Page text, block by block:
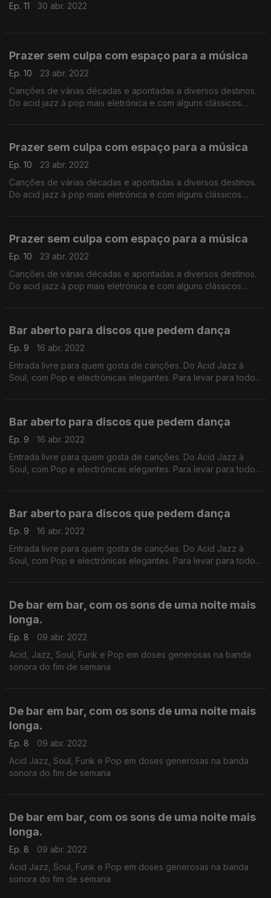
Ep. 11 30 abr. 2022
Prazer sem culpa com espaço para a música
Ep. 10
23 abr. 2022
Canções de várias décadas e apontadas a diversos destinos.
Do acid jazz à pop mais eletrónica e com alguns clássicos
Prazer sem culpa com espaço para a música
Ep. 10
23 abr. 2022
Canções de várias décadas e apontadas a diversos destinos.
Do acid jazz à pop mais eletrónica e com alguns clássicos
Prazer sem culpa com espaço para a música
Ep. 10
23 abr. 2022
Canções de várias décadas e apontadas a diversos destinos.
Do acid jazz à pop mais eletrónica e com alguns clássicos
Bar aberto para discos que pedem dança
Ep. 9
16 abr. 2022
Entrada livre para quem gosta de canções. Do Acid Jazz à
Soul, com Pop e electrónicas elegantes. Para levar para todo
Bar aberto para discos que pedem dança
Ep. 9
16 abr. 2022
Entrada livre para quem gosta de canções. Do Acid Jazz à
Soul, com Pop e electrónicas elegantes. Para levar para todo
Bar aberto para discos que pedem dança
Ep. 9
16 abr. 2022
Entrada livre para quem gosta de canções. Do Acid Jazz à
Soul, com Pop e electrónicas elegantes. Para levar para todo
De bar em bar, com os sons de uma noite mais
longa.
Ep. 8
09 abr. 2022
Acid, Jazz, Soul, Funk e Pop em doses generosas na banda
sonora do fim de semana
De bar em bar, com os sons de uma noite mais
longa.
Ep. 8
09 abr. 2022
Acid Jazz, Soul, Funk e Pop em doses generosas na banda
sonora do fim de semana
De bar em bar, com os sons de uma noite mais
longa.
Ep. 8
09 abr. 2022
Acid Jazz, Soul, Funk e Pop em doses generosas na banda
sonora do fim de semana